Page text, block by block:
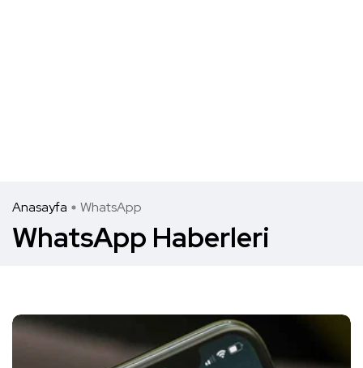
Anasayfa WhatsApp
WhatsApp Haberleri